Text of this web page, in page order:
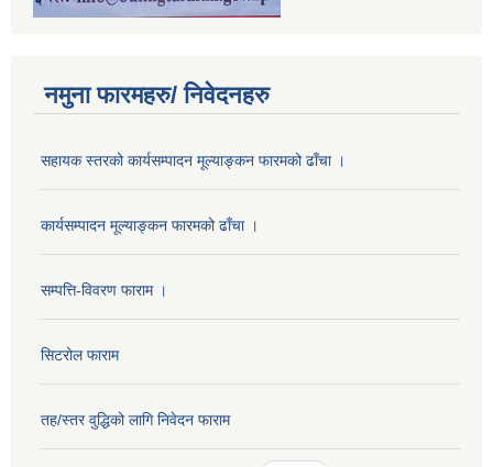
नमुना फारमहरु/ निवेदनहरु
सहायक स्तरको कार्यसम्पादन मूल्याङ्कन फारमको ढाँचा ।
कार्यसम्पादन मूल्याङ्कन फारमको ढाँचा ।
सम्पत्ति-विवरण फाराम ।
सिटरोल फाराम
तह/स्तर वुद्धिको लागि निवेदन फाराम